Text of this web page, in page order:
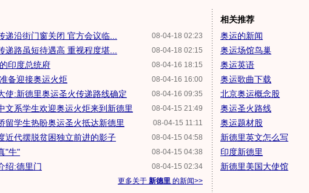
08-04-18 02:23
递沿街门窗关闭 官方会议临...
08-04-18 02:15
递路虽短待遇高 重视程度堪...
08-04-16 18:15
印度总统府
08-04-16 16:00
备迎接奥运火炬
08-04-16 09:35
使:新德里奥运圣火传递路线确定
08-04-15 21:49
文系学生欢迎奥运火炬来到新德里
08-04-15 11:11
留学生热盼奥运圣火抵达新德里
08-04-15 04:58
近代摆脱贫困独立前进的影子
08-04-15 04:38
"牛"
08-04-15 02:34
绍:德里门
更多关于 新德里 的新闻>>
相关推荐
奥运的新闻
奥运场馆鸟巢
奥运英语
奥运歌曲下载
北京奥运概念股
奥运圣火路线
奥运题材股
新德里英文怎么写
印度新德里
新德里美国大使馆